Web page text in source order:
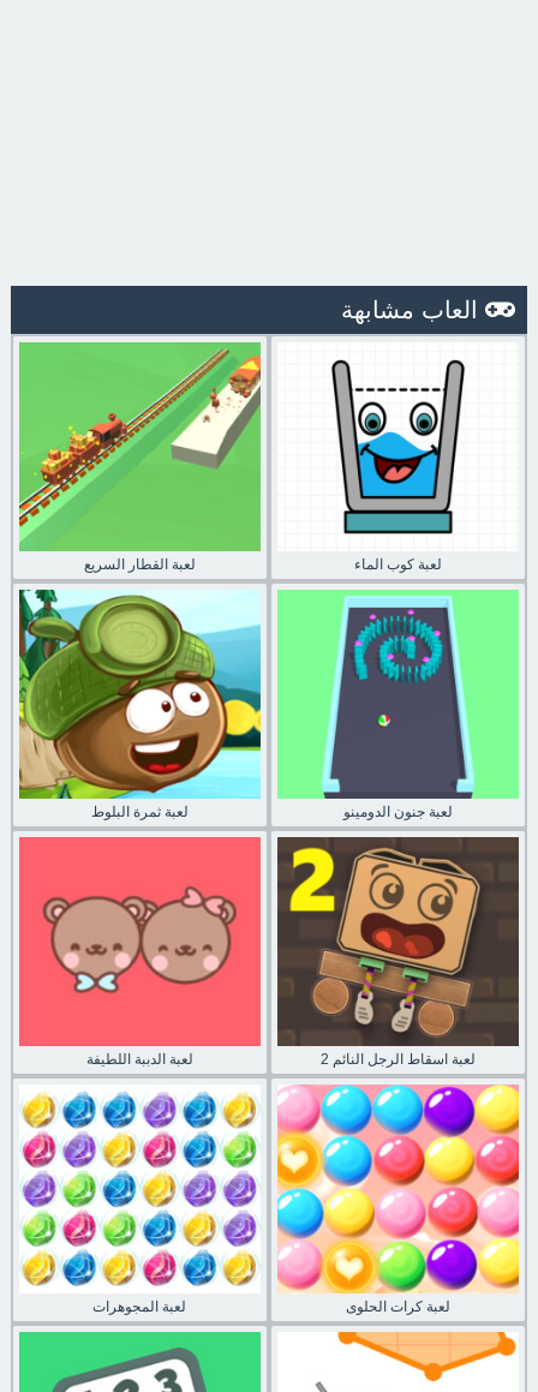
العاب مشابهة
لعبة القطار السريع لعبة كوب الماء
لعبة ثمرة البلوط لعبة جنون الدومينو
لعبة الدببة اللطيفة لعبة اسقاط الرجل النائم 2
لعبة المجوهرات لعبة كرات الحلوى